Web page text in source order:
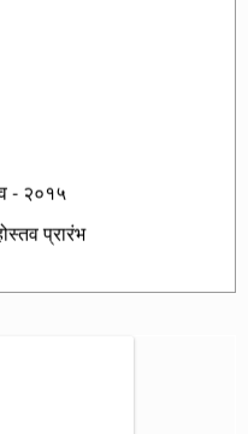
- २०१५
प्रारंभ